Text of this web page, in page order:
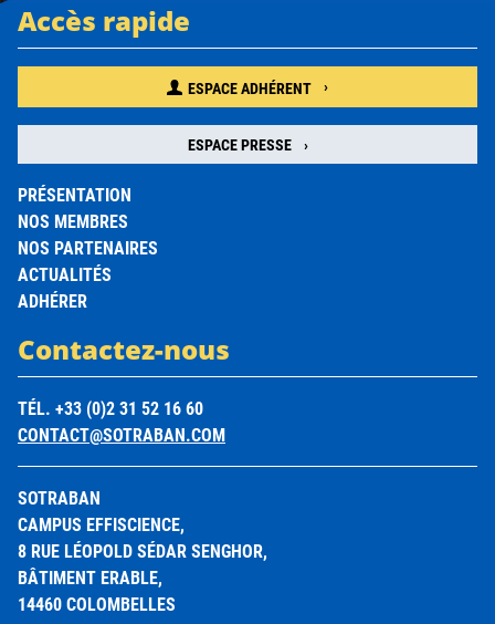
Accès rapide
ESPACE ADHÉRENT
ESPACE PRESSE
PRÉSENTATION
NOS MEMBRES
NOS PARTENAIRES
ACTUALITÉS
ADHÉRER
Contactez-nous
TÉL. +33 (0)2 31 52 16 60
CONTACT@SOTRABAN.COM
SOTRABAN
CAMPUS EFFISCIENCE,
8 RUE LÉOPOLD SÉDAR SENGHOR,
BÂTIMENT ERABLE,
14460 COLOMBELLES